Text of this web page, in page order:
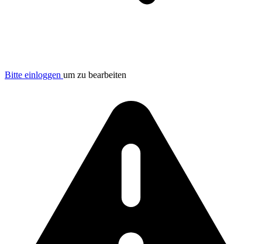
Bitte einloggen um zu bearbeiten